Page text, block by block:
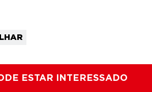
ESTAR INTERESSADO